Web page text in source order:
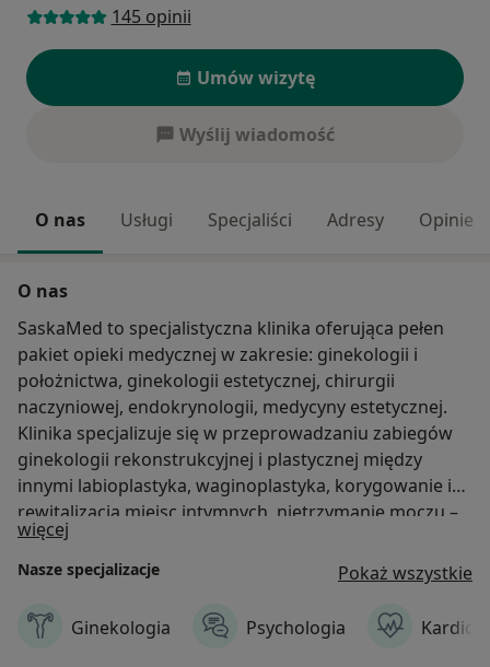
145 opinii
Umów wizytę
Wyślij wiadomość
O nas Usługi Specjaliści Adresy Opinie
O nas
SaskaMed to specjalistyczna klinika oferująca pełen
pakiet opieki medycznej w zakresie: ginekologii i
położnictwa, ginekologii estetycznej, chirurgii
naczyniowej, endokrynologii, medycyny estetycznej.
Klinika specjalizuje się w przeprowadzaniu zabiegów
ginekologii rekonstrukcyjnej i plastycznej między
innymi labioplastyka, waginoplastyka, korygowanie i
rewitalizacja miejsc intymnych, nietrzymanie moczu –
zajmuje się tym zespół wyspecjalizowany w tej
dziedzinie, pod opieką światowej sławy dr Rafał Kuźlik.
Ważną częścią naszej placówki jest również uroda.
Zapraszamy na zabiegi blefaroplastyki, modelowania
sylwetki korygowania blizn oraz plastyki brzucha.
więcej
Nasze specjalizacje Pokaż wszystkie
Ginekologia Psychologia